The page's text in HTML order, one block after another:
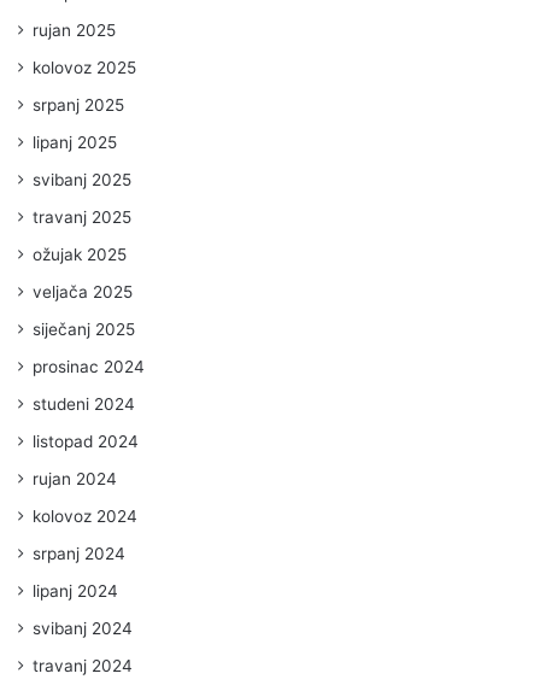
rujan 2025
kolovoz 2025
srpanj 2025
lipanj 2025
svibanj 2025
travanj 2025
ožujak 2025
veljača 2025
siječanj 2025
prosinac 2024
studeni 2024
listopad 2024
rujan 2024
kolovoz 2024
srpanj 2024
lipanj 2024
svibanj 2024
travanj 2024